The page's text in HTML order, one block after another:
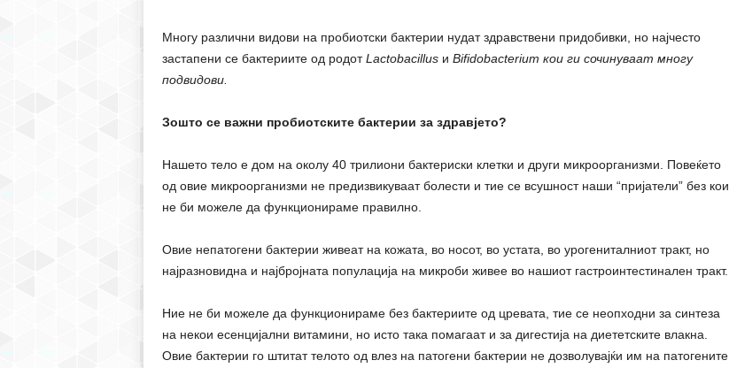
Многу различни видови на пробиотски бактерии нудат здравствени придобивки, но најчесто
застапени се бактериите од родотLactobacillusи Bifidobacterium кои ги сочинуваат многу
подвидови.
Зошто се важни пробиотските бактерии за здравјето?
Нашето тело е дом на околу 40 трилиони бактериски клетки и други микроорганизми. Повеќето
од овие микроорганизми не предизвикуваат болести и тие се всушност наши “пријатели” без кои
не би можеле да функционираме правилно.
Овие непатогени бактерии живеат на кожата, во носот, во устата, во урогениталниот тракт, но
најразновидна и најбројната популација на микроби живее во нашиот гастроинтестинален тракт.
Ние не би можеле да функционираме без бактериите од цревата, тие се неопходни за синтеза
на некои есенцијални витамини, но исто така помагаат и за дигестија на диететските влакна.
Овие бактерии го штитат телото од влез на патогени бактерии не дозволувајќи им на патогените